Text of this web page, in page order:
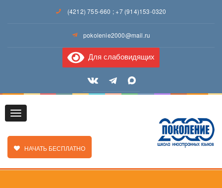
(4212) 755-660 ;+7 (914)153-0320
pokolenie2000@mail.ru
Для слабовидящих
Toggle
ЗАКАЗАТЬ ЗВОНОК
НАЧАТЬ БЕСПЛАТНО